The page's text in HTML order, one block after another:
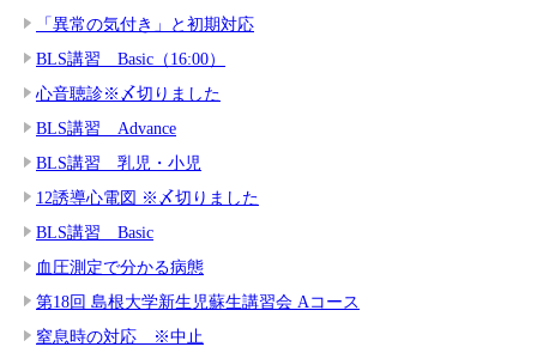
「異常の気付き」と初期対応
BLS講習 Basic（16:00）
心音聴診※〆切りました
BLS講習 Advance
BLS講習 乳児・小児
12誘導心電図 ※〆切りました
BLS講習 Basic
血圧測定で分かる病態
第18回 島根大学新生児蘇生講習会 Aコース
窒息時の対応 ※中止